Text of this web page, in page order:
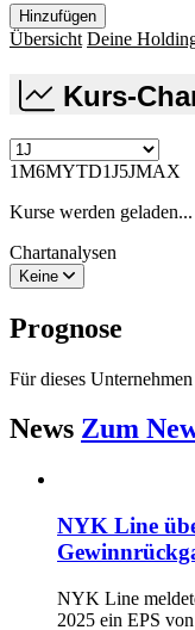
Hinzufügen
Übersicht Deine
Kurs-
1M6MYTD1J5JMAX
Kurse werden geladen...
Chartanalysen
Keine
Prognose
Für dieses
News Zum
NYK Line
NYK Line
2025 ein EPS